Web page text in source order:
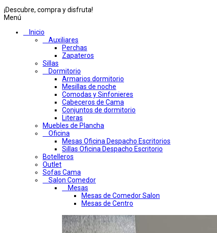
¡Descubre, compra y disfruta!
Menú
Inicio
Auxiliares
Perchas
Zapateros
Sillas
Dormitorio
Armarios dormitorio
Mesillas de noche
Comodas y Sinfonieres
Cabeceros de Cama
Conjuntos de dormitorio
Literas
Muebles de Plancha
Oficina
Mesas Oficina Despacho Escritorios
Sillas Oficina Despacho Escritorio
Botelleros
Outlet
Sofas Cama
Salon Comedor
Mesas
Mesas de Comedor Salon
Mesas de Centro